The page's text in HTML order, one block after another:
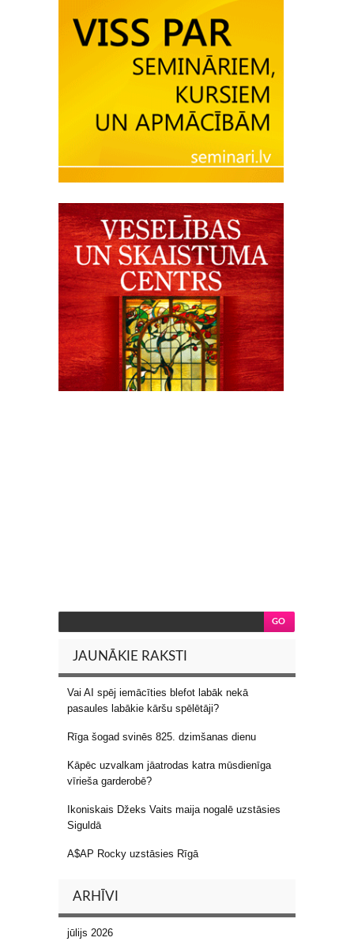
JAUNĀKIE RAKSTI
Vai AI spēj iemācīties blefot labāk nekā
pasaules labākie kāršu spēlētāji?
Rīga šogad svinēs 825. dzimšanas dienu
Kāpēc uzvalkam jāatrodas katra mūsdienīga
vīrieša garderobē?
Ikoniskais Džeks Vaits maija nogalē uzstāsies
Siguldā
A$AP Rocky uzstāsies Rīgā
ARHĪVI
jūlijs 2026